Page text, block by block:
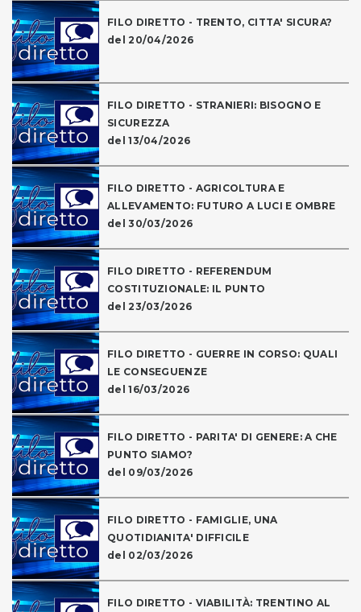
FILO DIRETTO - TRENTO, CITTA' SICURA?
del 20/04/2026
FILO DIRETTO - STRANIERI: BISOGNO E
SICUREZZA
del 13/04/2026
FILO DIRETTO - AGRICOLTURA E
ALLEVAMENTO: FUTURO A LUCI E OMBRE
del 30/03/2026
FILO DIRETTO - REFERENDUM
COSTITUZIONALE: IL PUNTO
del 23/03/2026
FILO DIRETTO - GUERRE IN CORSO: QUALI
LE CONSEGUENZE
del 16/03/2026
FILO DIRETTO - PARITA' DI GENERE: A CHE
PUNTO SIAMO?
del 09/03/2026
FILO DIRETTO - FAMIGLIE, UNA
QUOTIDIANITA' DIFFICILE
del 02/03/2026
FILO DIRETTO - VIABILITÀ: TRENTINO AL